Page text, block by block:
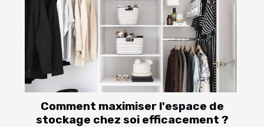
Comment maximiser l'espace de
stockage chez soi efficacement ?